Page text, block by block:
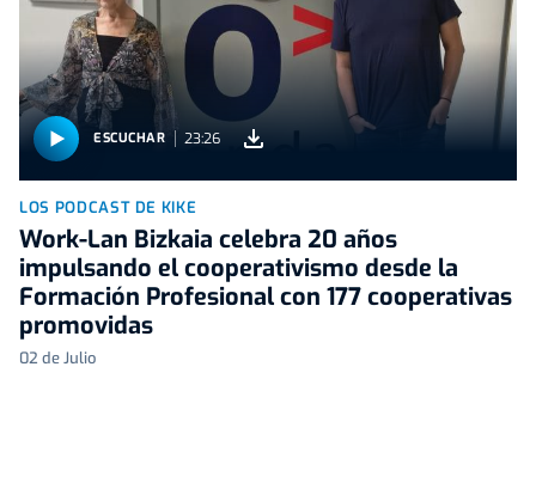
ESCUCHAR 23:26
LOS PODCAST DE KIKE
Work-Lan Bizkaia celebra 20 años
impulsando el cooperativismo desde la
Formación Profesional con 177 cooperativas
promovidas
02 de Julio